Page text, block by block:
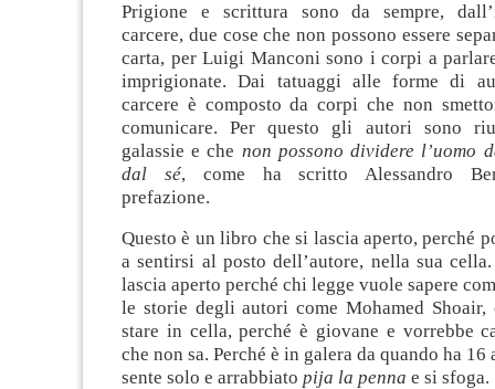
Prigione e scrittura sono da sempre,
carcere, due cose che non possono essere
carta, per Luigi Manconi sono i corpi a
imprigionate. Dai tatuaggi alle forme di
carcere è composto da corpi che non
comunicare. Per questo gli autori sono
galassie e che non possono dividere l’uomo
dal sé, come ha scritto Alessandro
prefazione.
Questo è un libro che si lascia aperto, perché
a sentirsi al posto dell’autore, nella sua
lascia aperto perché chi legge vuole sapere
le storie degli autori come Mohamed Shoair,
stare in cella, perché è giovane e vorrebbe
che non sa. Perché è in galera da quando ha 16
sente solo e arrabbiato pija la penna e si sfoga.